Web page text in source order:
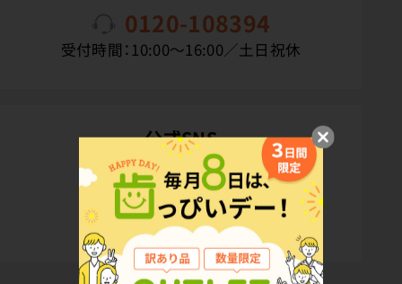
0120-108394
受付時間：10:00〜16:00／土日祝休
公式SNS